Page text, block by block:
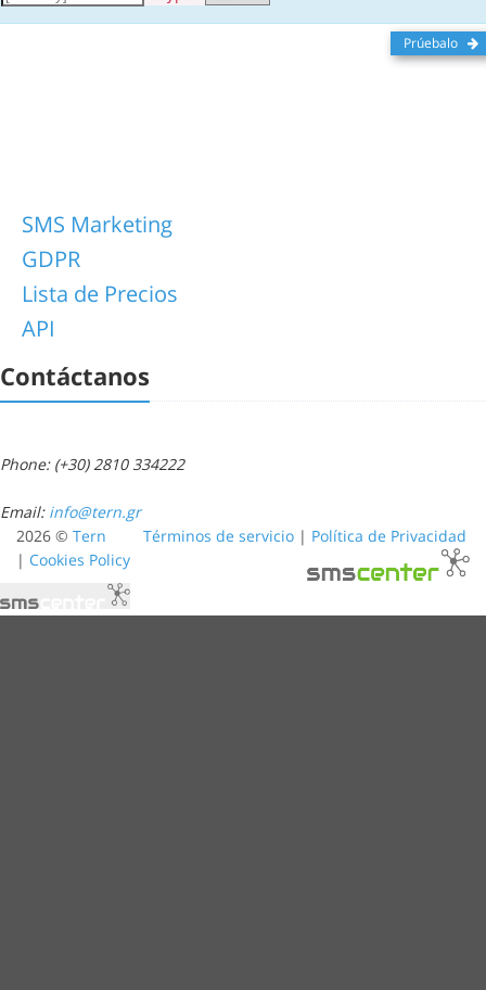
Prúebalo
SMS Marketing
GDPR
Lista de Precios
API
Contáctanos
Phone: (+30) 2810 334222
Email: info@tern.gr
2026 © Tern Términos de servicio | Política de Privacidad
| Cookies Policy